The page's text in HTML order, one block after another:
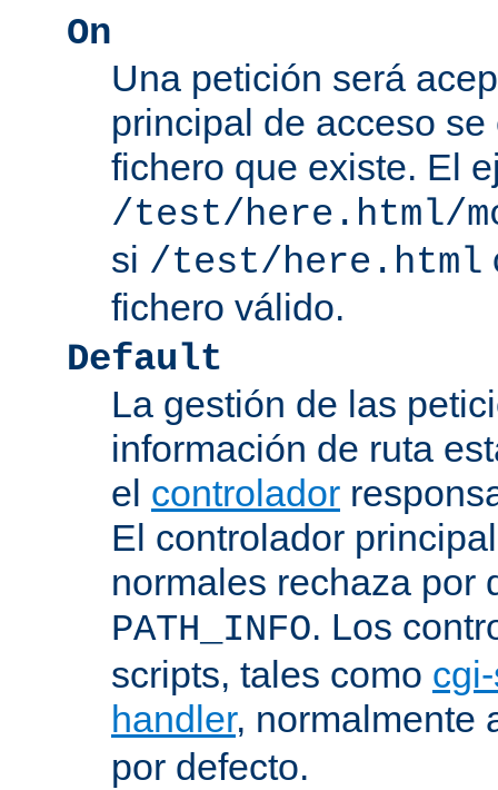
On
Una petición será
principal de acceso
fichero que existe. El
/test/here.html/
si /test/here.html
fichero válido.
Default
La gestión de las
información de ruta
el controlador
El controlador
normales rechaza por
PATH_INFO. Los
scripts, tales como
handler, normalmente
por defecto.